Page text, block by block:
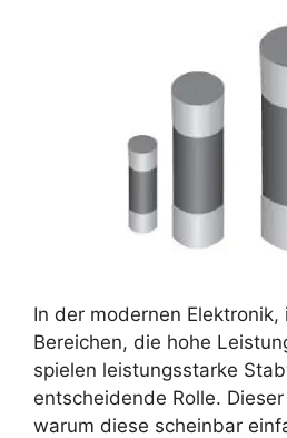
In der modernen
Bereichen, die hohe
spielen leistungsstarke
entscheidende Rolle.
warum diese scheinbar